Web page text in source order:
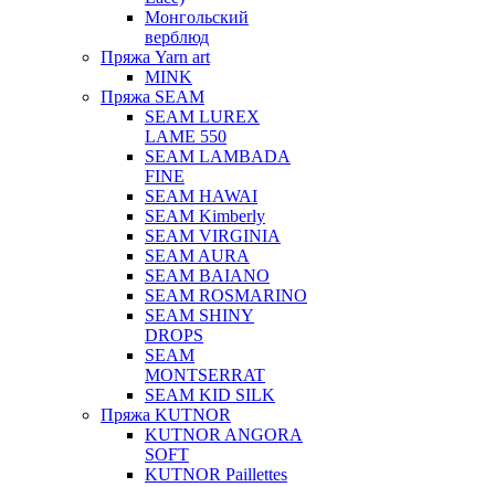
Монгольский
верблюд
Пряжа Yarn art
MINK
Пряжа SEAM
SEAM LUREX
LAME 550
SEAM LAMBADA
FINE
SEAM HAWAI
SEAM Kimberly
SEAM VIRGINIA
SEAM AURA
SEAM BAIANO
SEAM ROSMARINO
SEAM SHINY
DROPS
SEAM
MONTSERRAT
SEAM KID SILK
Пряжа KUTNOR
KUTNOR ANGORA
SOFT
KUTNOR Paillettes